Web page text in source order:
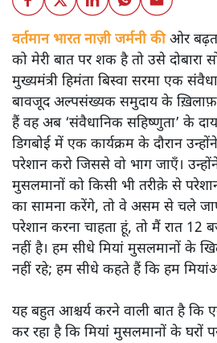
वर्तमान भारत नाज़ी जर्मनी कीओर
को मेरी बात पर शक है तो उसे दोबारा
मुख्यमंत्री हिमंता बिस्वा सरमा एक
बावजूद अल्पसंख्यक समुदाय के
हैं वह अब ‘संवैधानिक सहिष्णुता’ के
डिगबोई में एक कार्यक्रम के दौरान
परेशान करो जिससे वो भाग जाएँ।
मुसलमानों को किसी भी तरीक़े से
का सामना करेंगे, तो वे असम से चले
परेशान करना चाहता हूं, तो मैं रात 12
नहीं है। हम सीधे मियां मुसलमानों के
नहीं रहे; हम सीधे कहते हैं कि हम
यह बहुत आश्चर्य करने वाली बात है कि
कर रहा है कि मियांं मुसलमानों के घरों